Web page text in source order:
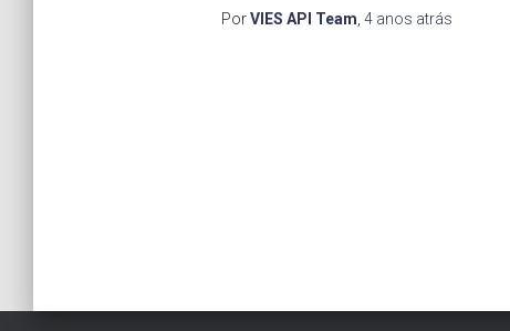
PorVIES API Team 4 anos atrás